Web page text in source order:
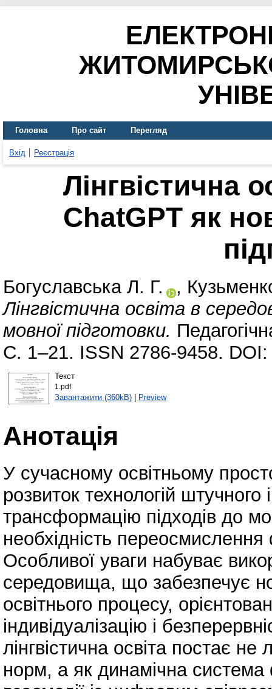
Головна Про сайт Перегляд
Вхід Реєстрація
Лінгвістична
ChatGPT як
Богуславська Л. Г. ,
Лінгвістична освіта в
мовної підготовки.
С. 1–21. ISSN 2786-9458.
Текст
1.pdf
Завантажити (360kB)| Preview
Анотація
У сучасному освітньому
розвиток технологій
трансформацію підходів до
необхідність переосмислення
Особливої уваги набуває
середовища, що забезпечує
освітнього процесу,
індивідуалізацію і
лінгвістична освіта постає
норм, а як динамічна